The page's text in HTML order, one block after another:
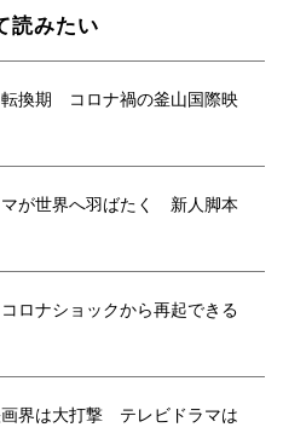
読みたい
換期 コロナ禍の釜山国際映
が世界へ羽ばたく 新人脚本
ロナショックから再起できる
界は大打撃 テレビドラマは